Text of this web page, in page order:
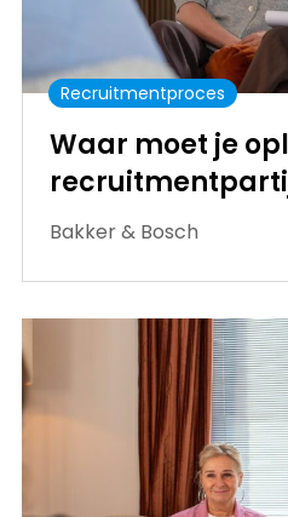
Recruitmentproces
Waar moet je
Bakker & Bosch